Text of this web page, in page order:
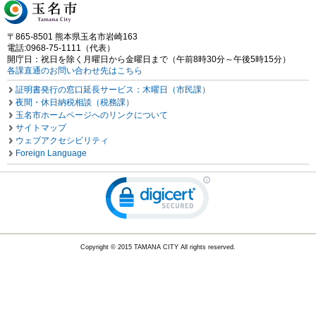
〒865-8501 熊本県玉名市岩崎163
電話:0968-75-1111（代表）
開庁日：祝日を除く月曜日から金曜日まで（午前8時30分～午後5時15分）
各課直通のお問い合わせ先はこちら
証明書発行の窓口延長サービス：木曜日（市民課）
夜間・休日納税相談（税務課）
玉名市ホームページへのリンクについて
サイトマップ
ウェブアクセシビリティ
Foreign Language
Copyright © 2015 TAMANA CITY All rights reserved.